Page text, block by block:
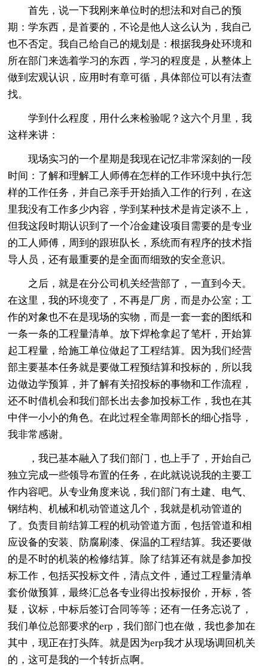
首先，说一下我刚来单位时的想法和对自己的预
期：学东西，是首要的，不论是他人这么认为，我自己
也不否定。我自己给自己的规划是：根据我身处环境和
所在部门来选着学习的东西，学习的程度是，从整体上
做到宏观认识，应用时有章可循，具体部位可以有法查
找。
学到什么程度，用什么来检验呢？这六个月里，我
这样来讲：
现场实习的一个星期是我现在记忆非常深刻的一段
时间：了解和理解工人师傅在怎样的工作环境中执行怎
样的工作任务，并自己亲手开始插入工作的行列，在这
里我没有工作多少内容，学到某种技术是肯定谈不上，
但我这段时期认识到了一个冶金建设项目需要的是专业
的工人师傅，周到的跟班队长，系统而有程序的技术指
导人员，还有最重要的是全面而细致的安全意识。
之后，就是在分公司机关经营部了，一直到今天。
在这里，我的环境变了，不再是厂房，而是办公室；工
作的对象也不在是现场的实物，而是一套一套的图纸和
一条一条的工程量清单。放下焊枪拿起了笔杆，开始算
起工程量，给施工单位做起了工程结算。因为我们经营
部主要基本任务就是要做工程预结算和投标的，所以我
边做边学预算，并了解有关招投标的事物和工作流程，
还不时借机会和我们部长出去参加投标工作，我也在其
中伴一小小的角色。在此过程全靠周部长的细心指导，
我非常感谢。
，我已基本融入了我们部门，也上手了，开始自己
独立完成一些领导布置的任务，在此就说说我的主要工
作内容吧。从专业角度来说，我们部门有土建、电气、
钢结构、机械和机动管道这几个，我就是机动管道的
了。负责目前结算工程的机动管道方面，包括管道和相
应设备的安装、防腐刷漆、保温的工程结算。我还要做
的是不时的机装的检修结算。除了结算还有就是参加投
标工作，包括买投标文件，清点文件，通过工程量清单
套价做预算，最终汇总各专业得出投标报价，开标，答
疑，议标，中标后签订合同等等；还有一任务忘说了，
我们单位总部要求的erp，我们部门也在做，我也参加在
其中，现正在打头阵。就是因为erp我才从现场调回机关
的，这可是我的一个转折点啊。